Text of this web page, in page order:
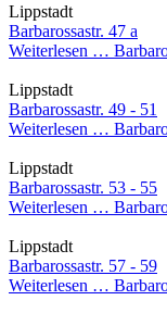
Lippstadt
Barbarossastr. 47 a
Weiterlesen …
Lippstadt
Barbarossastr. 49 - 51
Weiterlesen …
Lippstadt
Barbarossastr. 53 - 55
Weiterlesen …
Lippstadt
Barbarossastr. 57 - 59
Weiterlesen …